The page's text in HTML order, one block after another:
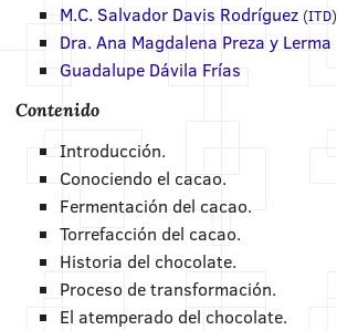
M.C. Salvador Davis Rodríguez (ITD)
Dra. Ana Magdalena Preza y Lerma
Guadalupe Dávila Frías
Contenido
Introducción.
Conociendo el cacao.
Fermentación del cacao.
Torrefacción del cacao.
Historia del chocolate.
Proceso de transformación.
El atemperado del chocolate.